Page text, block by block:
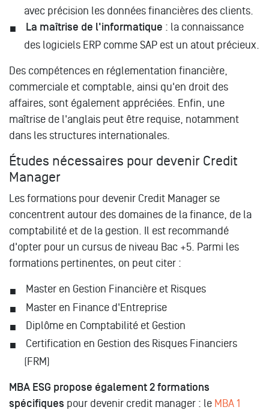
avec précision les données financières des clients.
La maîtrise de l'informatique : la connaissance
des logiciels ERP comme SAP est un atout précieux.
Des compétences en réglementation financière,
commerciale et comptable, ainsi qu'en droit des
affaires, sont également appréciées. Enfin, une
maîtrise de l'anglais peut être requise, notamment
dans les structures internationales.
Études nécessaires pour devenir Credit
Manager
Les formations pour devenir Credit Manager se
concentrent autour des domaines de la finance, de la
comptabilité et de la gestion. Il est recommandé
d'opter pour un cursus de niveau Bac +5. Parmi les
formations pertinentes, on peut citer :
Master en Gestion Financière et Risques
Master en Finance d'Entreprise
Diplôme en Comptabilité et Gestion
Certification en Gestion des Risques Financiers
(FRM)
MBA ESG propose également 2 formations
spécifiques pour devenir credit manager : le MBA 1